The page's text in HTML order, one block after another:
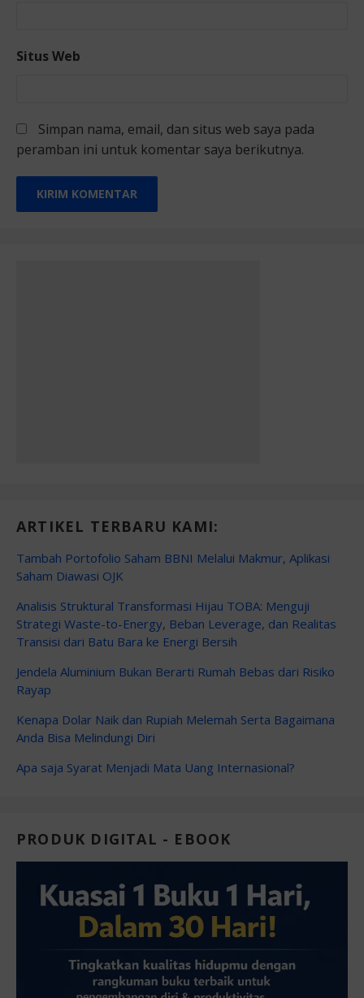
Situs Web
Simpan nama, email, dan situs web saya pada
peramban ini untuk komentar saya berikutnya.
ARTIKEL TERBARU KAMI:
Tambah Portofolio Saham BBNI Melalui Makmur, Aplikasi
Saham Diawasi OJK
Analisis Struktural Transformasi Hijau TOBA: Menguji
Strategi Waste-to-Energy, Beban Leverage, dan Realitas
Transisi dari Batu Bara ke Energi Bersih
Jendela Aluminium Bukan Berarti Rumah Bebas dari Risiko
Rayap
Kenapa Dolar Naik dan Rupiah Melemah Serta Bagaimana
Anda Bisa Melindungi Diri
Apa saja Syarat Menjadi Mata Uang Internasional?
PRODUK DIGITAL - EBOOK